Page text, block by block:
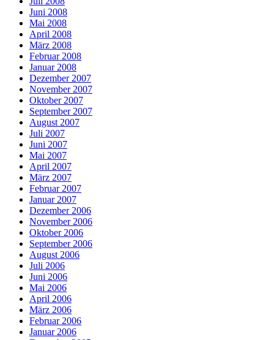
Juni 2008
Mai 2008
April 2008
März 2008
Februar 2008
Januar 2008
Dezember 2007
November 2007
Oktober 2007
September 2007
August 2007
Juli 2007
Juni 2007
Mai 2007
April 2007
März 2007
Februar 2007
Januar 2007
Dezember 2006
November 2006
Oktober 2006
September 2006
August 2006
Juli 2006
Juni 2006
Mai 2006
April 2006
März 2006
Februar 2006
Januar 2006